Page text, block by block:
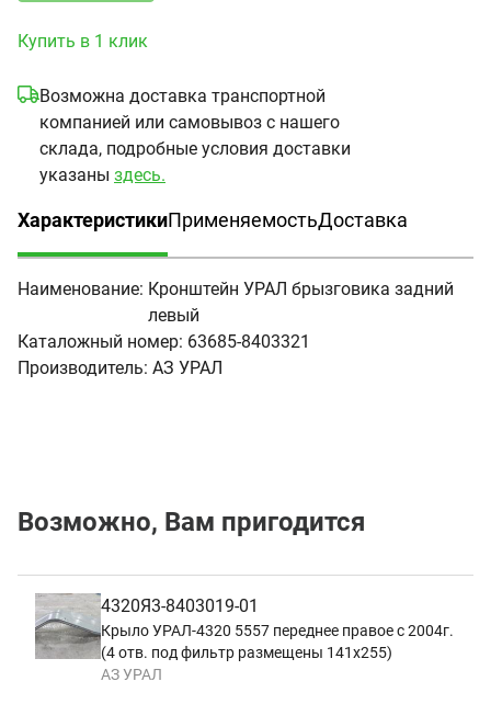
Купить в 1 клик
Возможна доставка транспортной
компанией или самовывоз с нашего
склада, подробные условия доставки
указаны здесь.
Характеристики
(активная вкладка)
ПрименяемостьДоставка
Наименование: Кронштейн УРАЛ брызговика задний
левый
Каталожный номер: 63685-8403321
Производитель: АЗ УРАЛ
Возможно, Вам пригодится
4320Я3-8403019-01
Крыло УРАЛ-4320 5557 переднее правое с 2004г.
(4 отв. под фильтр размещены 141х255)
АЗ УРАЛ